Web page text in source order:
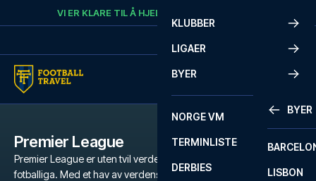
Skip to contentVI ER KLARE TIL Å HJELPE
KLUBBER
LIGAER
BYER
BYER
LISBON
NORGE VM
TERMINLISTE
DERBIES
Premier League
Premier League er uten tvil verdens mest populære og intense
fotballiga. Med et hav av verdensstjerner, legendariske klubber